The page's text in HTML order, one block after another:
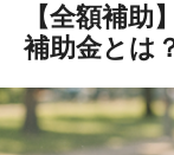
【全額補
補助金とは